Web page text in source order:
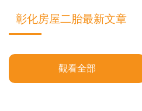
彰化房屋二胎最新文章
觀看全部